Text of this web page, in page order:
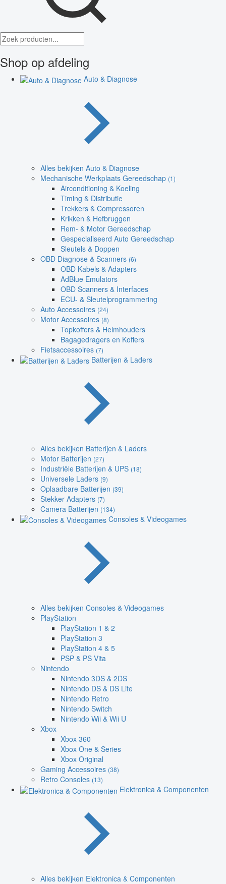
Shop op afdeling
Auto & Diagnose
Alles bekijken Auto & Diagnose
Mechanische Werkplaats Gereedschap (1)
Airconditioning & Koeling
Timing & Distributie
Trekkers & Compressoren
Krikken & Hefbruggen
Rem- & Motor Gereedschap
Gespecialiseerd Auto Gereedschap
Sleutels & Doppen
OBD Diagnose & Scanners (6)
OBD Kabels & Adapters
AdBlue Emulators
OBD Scanners & Interfaces
ECU- & Sleutelprogrammering
Auto Accessoires (24)
Motor Accessoires (8)
Topkoffers & Helmhouders
Bagagedragers en Koffers
Fietsaccessoires (7)
Batterijen & Laders
Alles bekijken Batterijen & Laders
Motor Batterijen (27)
Industriële Batterijen & UPS (18)
Universele Laders (9)
Oplaadbare Batterijen (39)
Stekker Adapters (7)
Camera Batterijen (134)
Consoles & Videogames
Alles bekijken Consoles & Videogames
PlayStation
PlayStation 1 & 2
PlayStation 3
PlayStation 4 & 5
PSP & PS Vita
Nintendo
Nintendo 3DS & 2DS
Nintendo DS & DS Lite
Nintendo Retro
Nintendo Switch
Nintendo Wii & Wii U
Xbox
Xbox 360
Xbox One & Series
Xbox Original
Gaming Accessoires (38)
Retro Consoles (13)
Elektronica & Componenten
Alles bekijken Elektronica & Componenten